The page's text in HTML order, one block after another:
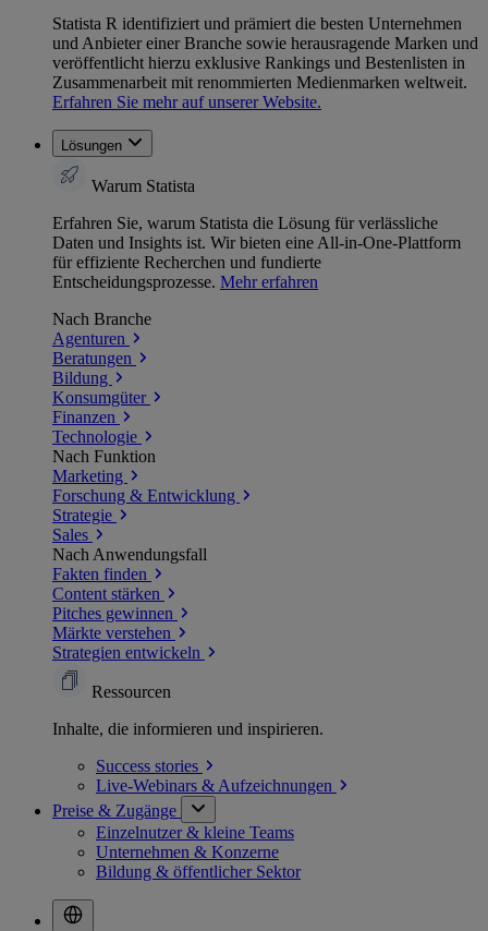
Statista R identifiziert und prämiert die besten Unternehmen
und Anbieter einer Branche sowie herausragende Marken und
veröffentlicht hierzu exklusive Rankings und Bestenlisten in
Zusammenarbeit mit renommierten Medienmarken weltweit.
Erfahren Sie mehr auf unserer Website.
Lösungen
Warum Statista
Erfahren Sie, warum Statista die Lösung für verlässliche
Daten und Insights ist. Wir bieten eine All-in-One-Plattform
für effiziente Recherchen und fundierte
Entscheidungsprozesse. Mehr erfahren
Nach Branche
Agenturen
Beratungen
Bildung
Konsumgüter
Finanzen
Technologie
Nach Funktion
Marketing
Forschung & Entwicklung
Strategie
Sales
Nach Anwendungsfall
Fakten finden
Content stärken
Pitches gewinnen
Märkte verstehen
Strategien entwickeln
Ressourcen
Inhalte, die informieren und inspirieren.
Success stories
Live-Webinars & Aufzeichnungen
Preise & Zugänge
Einzelnutzer & kleine Teams
Unternehmen & Konzerne
Bildung & öffentlicher Sektor